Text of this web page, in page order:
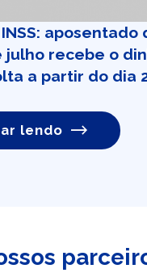
aposentado
julho recebe o
a partir do dia
lendo